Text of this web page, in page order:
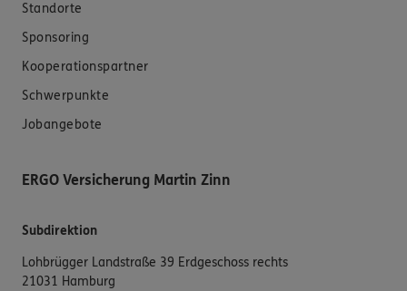
Standorte
Sponsoring
Kooperationspartner
Schwerpunkte
Jobangebote
ERGO Versicherung Martin Zinn
Subdirektion
Lohbrügger Landstraße 39 Erdgeschoss rechts
21031 Hamburg